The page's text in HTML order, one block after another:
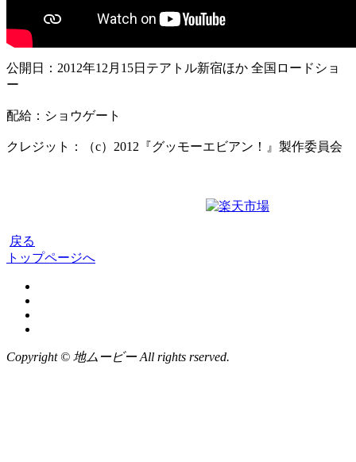
公開日：2012年12月15日テアトル新宿ほか 全国ロードショ
ー
配給：ショウゲート
クレジット：（c）2012『グッモーエビアン！』製作委員会
戻る
トップページへ
Copyright © 地ムービー All rights rserved.